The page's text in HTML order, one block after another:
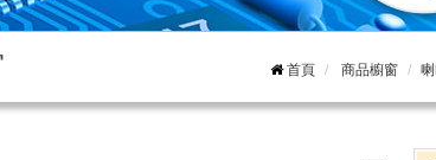
首頁 商品櫥窗